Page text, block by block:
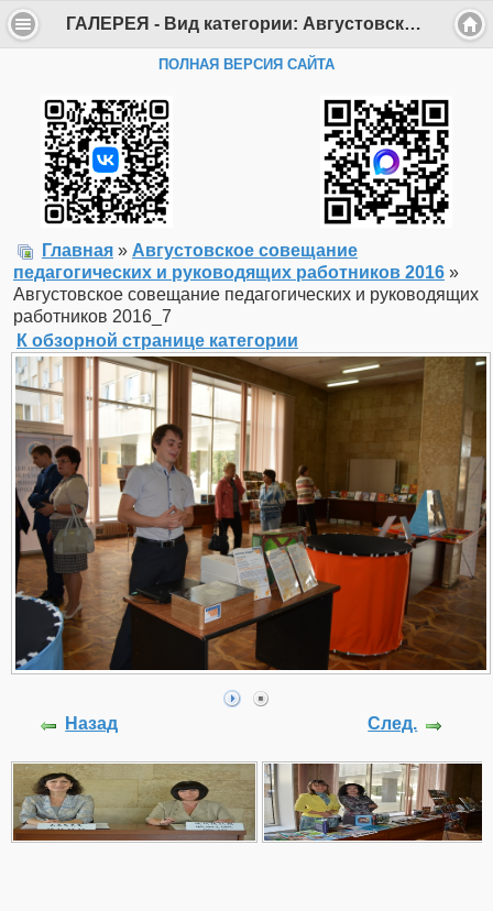
ГАЛЕРЕЯ - Вид категории: Августовское совещание педагогических и руководящих работников 2016 - Фото: Августовское совещание педагогических и руководящих работников 2016_7 - Департамент образования Администрации г. Саров
ПОЛНАЯ ВЕРСИЯ САЙТА
Главная » Августовское совещание
педагогических и руководящих работников 2016 »
Августовское совещание педагогических и руководящих
работников 2016_7
К обзорной странице категории
Назад След.